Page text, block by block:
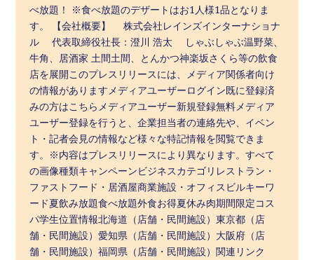
べ放題！ ※食べ放題のデザートはお1人様1品となりま
す。 【会社概要】 株式会社レインズインターナショナ
ル 代表取締役社長：澄川 浩太 しゃぶしゃぶ温野菜、
牛角、居酒家 土間土間、とんかつ神楽坂さくら等の飲食
店を展開このプレスリリースには、メディア関係者向け
の情報がありますメディアユーザーログイン既に登録済
みの方はこちらメディアユーザー新規登録無料メディア
ユーザー登録を行うと、企業担当者の連絡先や、イベン
ト・記者会見の情報など様々な特記情報を閲覧できま
す。※内容はプレスリリースにより異なります。すべて
の画像種類キャンペーンビジネスカテゴリレストラン・
ファストフード・居酒屋商業施設・オフィスビルキーワ
ード夏飲み放題食べ放題外食お得夏休み肉期間限定コス
パ学生位置情報北海道（店舗・民間施設）東京都（店
舗・民間施設）愛知県（店舗・民間施設）大阪府（店
舗・民間施設）福岡県（店舗・民間施設）関連リンク